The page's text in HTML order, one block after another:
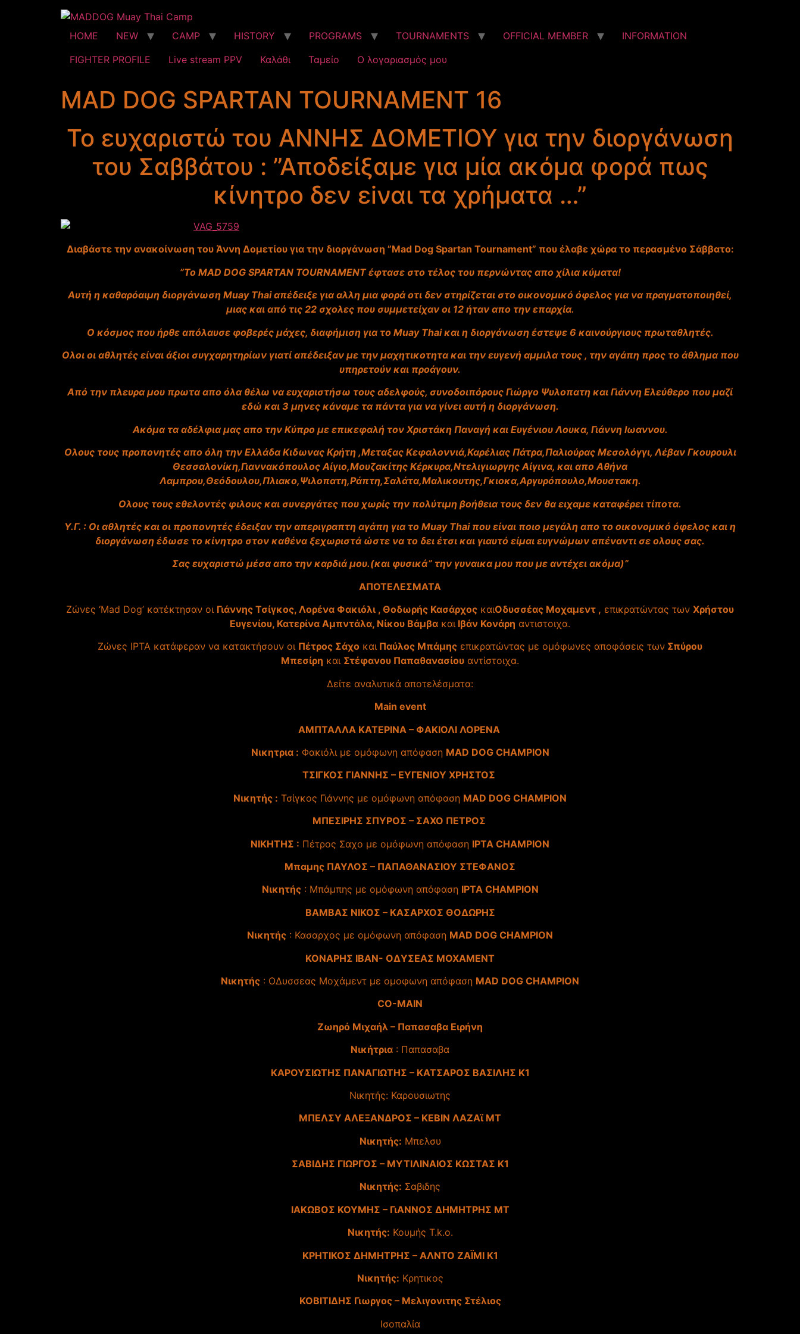
HOME NEW CAMP HISTORY PROGRAMS TOURNAMENTS OFFICIAL MEMBER
INFORMATION
FIGHTER PROFILE
Live stream PPV Καλάθι Ταμείο Ο λογαριασμός μου
MAD DOG SPARTAN TOURNAMENT 16
Το ευχαριστώ του ΑΝΝΗΣ ΔΟΜΕΤΙΟΥ για την διοργάνωση
του Σαββάτου : ”Αποδείξαμε για μία ακόμα φορά πως
κίνητρο δεν εiναι τα χρήματα …”
Διαβάστε την ανακοίνωση του Άννη Δομετίου για την διοργάνωση ”Mad Dog Spartan Tournament” που έλαβε χώρα το περασμένο Σάββατο:
”Το MAD DOG SPARTAN TOURNAMENT έφτασε στο τέλος του περνώντας απο χίλια κύματα!
Αυτή η καθαρόαιμη διοργάνωση Muay Thai απέδειξε για αλλη μια φορά οτι δεν στηρίζεται στο οικονομικό όφελος για να πραγματοποιηθεί,
μιας και από τις 22 σχολες που συμμετείχαν οι 12 ήταν απο την επαρχία.
Ο κόσμος που ήρθε απόλαυσε φοβερές μάχες, διαφήμιση για το Muay Thai και η διοργάνωση έστεψε 6 καινούργιους πρωταθλητές.
Ολοι οι αθλητές είναι άξιοι συγχαρητηρίων γιατί απέδειξαν με την μαχητικοτητα και την ευγενή αμμιλα τους , την αγάπη προς το άθλημα που
υπηρετούν και προάγουν.
Από την πλευρα μου πρωτα απο όλα θέλω να ευχαριστήσω τους αδελφούς, συνοδοιπόρους Γιώργο Ψυλοπατη και Γιάννη Ελεύθερο που μαζί
εδώ και 3 μηνες κάναμε τα πάντα για να γίνει αυτή η διοργάνωση.
Ακόμα τα αδέλφια μας απο την Κύπρο με επικεφαλή τον Χριστάκη Παναγή και Ευγένιου Λουκα, Γιάννη Ιωαννου.
Ολους τους προπονητές απο όλη την Ελλάδα Κιδωνας Κρήτη ,Μεταξας Κεφαλοννιά,Καρέλιας Πάτρα,Παλιούρας Μεσολόγγι, Λέβαν Γκουρουλι
Θεσσαλονίκη,Γιαννακόπουλος Αίγιο,Μουζακίτης Κέρκυρα,Ντελιγιωργης Αίγινα, και απο Αθήνα
Λαμπρου,Θεόδουλου,Πλιακο,Ψιλοπατη,Ράπτη,Σαλάτα,Μαλικουτης,Γκιοκα,Αργυρόπουλο,Μουστακη.
Ολους τους εθελοντές φιλους και συνεργάτες που χωρίς την πολύτιμη βοήθεια τους δεν θα ειχαμε καταφέρει τίποτα.
Υ.Γ. : Οι αθλητές και οι προπονητές έδειξαν την απεριγραπτη αγάπη για το Muay Thai που είναι ποιο μεγάλη απο το οικονομικό όφελος και η
διοργάνωση έδωσε το κίνητρο στον καθένα ξεχωριστά ώστε να το δει έτσι και γιαυτό είμαι ευγνώμων απέναντι σε ολους σας.
Σας ευχαριστώ μέσα απο την καρδιά μου.(και φυσικά” την γυναικα μου που με αντέχει ακόμα)”
ΑΠΟΤΕΛΕΣΜΑΤΑ
Ζώνες ‘Mad Dog’ κατέκτησαν οι Γιάννης Τσίγκος, Λορένα Φακιόλι , Θοδωρής Κασάρχος καιΟδυσσέας Μοχαμεντ , επικρατώντας των Χρήστου
Ευγενίου, Κατερίνα Αμπντάλα, Νίκου Βάμβα καιΙβάν Κονάρη αντιστοιχα.
Ζώνες ΙPTA κατάφεραν να κατακτήσουν οι Πέτρος Σάχο καιΠαύλος Μπάμης επικρατώντας με ομόφωνες αποφάσεις των Σπύρου
Μπεσίρη και Στέφανου Παπαθανασίου αντίστοιχα.
Δείτε αναλυτικά αποτελέσματα:
Main event
ΑΜΠΤΑΛΛΑ ΚΑΤΕΡΙΝΑ – ΦΑΚΙΟΛΙ ΛΟΡΕΝΑ
Νικητρια : Φακιόλι με ομόφωνη απόφαση MAD DOG CHAMPION
ΤΣΙΓΚΟΣ ΓΙΑΝΝΗΣ – ΕΥΓΕΝΙΟΥ ΧΡΗΣΤΟΣ
Νικητής : Τσίγκος Γιάννης με ομόφωνη απόφαση MAD DOG CHAMPION
ΜΠΕΣΙΡΗΣ ΣΠΥΡΟΣ – ΣΑΧΟ ΠΕΤΡΟΣ
NIKHTHΣ : Πέτρος Σαχο με ομόφωνη απόφαση IPTA CHAMPION
Μπαμης ΠΑΥΛΟΣ – ΠΑΠΑΘΑΝΑΣΙΟΥ ΣΤΕΦΑΝΟΣ
Νικητής: Μπάμπης με ομόφωνη απόφαση IPTA CHAMPION
ΒΑΜΒΑΣ ΝΙΚΟΣ – ΚΑΣΑΡΧΟΣ ΘΟΔΩΡΗΣ
Νικητής : Κασαρχος με ομόφωνη απόφαση MAD DOG CHAMPION
ΚΟΝΑΡΗΣ ΙΒΑΝ- ΟΔΥΣΕΑΣ ΜΟΧΑΜΕΝΤ
Νικητής : ΟΔυσσεας Μοχάμεντ με ομοφωνη απόφαση MAD DOG CHAMPION
CO-MAIN
Ζωηρό Μιχαήλ – Παπασαβα Ειρήνη
Νικήτρια : Παπασαβα
ΚΑΡΟΥΣΙΩΤΗΣ ΠΑΝΑΓΙΩΤΗΣ – ΚΑΤΣΑΡΟΣ ΒΑΣΙΛΗΣ Κ1
Νικητής: Καρουσιωτης
ΜΠΕΛΣΥ ΑΛΕΞΑΝΔΡΟΣ – ΚΕΒΙΝ ΛΑΖΑϊ ΜΤ
Νικητής: Μπελσυ
ΣΑΒΙΔΗΣ ΓΙΩΡΓΟΣ – ΜΥΤΙΛΙΝΑΙΟΣ ΚΩΣΤΑΣ Κ1
Νικητής: Σαβιδης
ΙΑΚΩΒΟΣ ΚΟΥΜΗΣ – ΓιΑΝΝΟΣ ΔΗΜΗΤΡΗΣ ΜΤ
Νικητής: Κουμής T.k.o.
ΚΡΗΤΙΚΟΣ ΔΗΜΗΤΡΗΣ – ΑΛΝΤΟ ΖΑΪΜΙ Κ1
Νικητής: Κρητικος
ΚΟΒΙΤΙΔΗΣ Γιωργος – Μελιγονιτης Στέλιος
Ισοπαλία